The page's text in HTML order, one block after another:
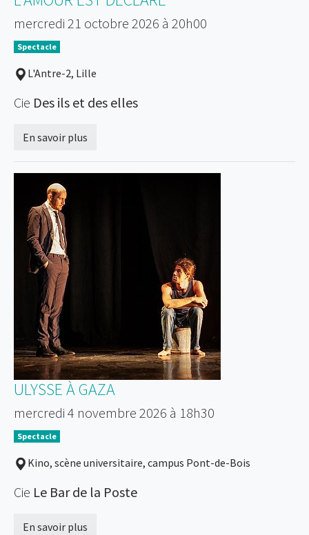
mercredi 21 octobre 2026 à 20h00
Spectacle
L'Antre-2, Lille
Cie Des ils et des elles
En savoir plus
ULYSSE À GAZA
mercredi 4 novembre 2026 à 18h30
Spectacle
Kino, scène universitaire, campus Pont-de-Bois
Cie Le Bar de la Poste
En savoir plus